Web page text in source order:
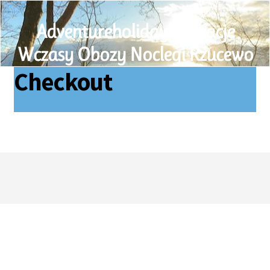
Adventureholiday Wakacje
Wczasy Obozy Noclegi Rzucewo
Checkout